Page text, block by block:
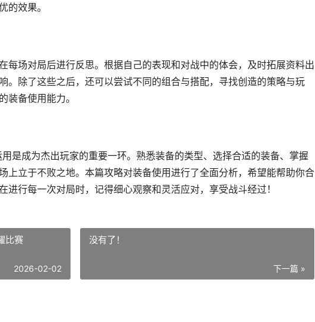
的效果。
每场对局后进行反思。根据自己的表现和对战中的体会，及时拓展资料出
。除了这些之后，还可以尝试不同的组合与搭配，寻找创造的策略与玩
装备使用能力。
用是成为杰出玩家的重要一环。熟悉装备的类型、选择合适的装备、掌握
上立于不败之地。本篇攻略对装备使用进行了全面分析，希望能帮助你合
进行每一次对局时，记得细心观察和灵活应对，享受战斗经过！
比赛
2026-02-02
没有了！
下一篇 »